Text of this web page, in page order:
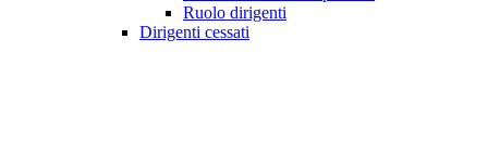
Ruolo dirigenti
Dirigenti cessati